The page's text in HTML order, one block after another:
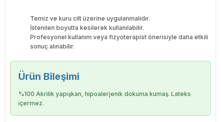
Temiz ve kuru cilt üzerine uygulanmalıdır.
İstenilen boyutta kesilerek kullanılabilir.
Profesyonel kullanım veya fizyoterapist önerisiyle daha etkili
sonuç alınabilir.
Ürün Bileşimi
%100 Akrilik yapışkan, hipoalerjenik dokuma kumaş. Lateks
içermez.